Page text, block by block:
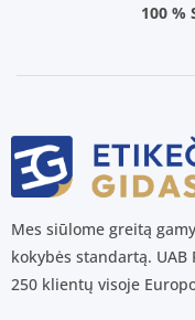
100 %
Mes siūlome greitą
kokybės standartą.
250 klientų visoje